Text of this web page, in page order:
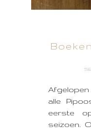
alle
eerste
seizoen.